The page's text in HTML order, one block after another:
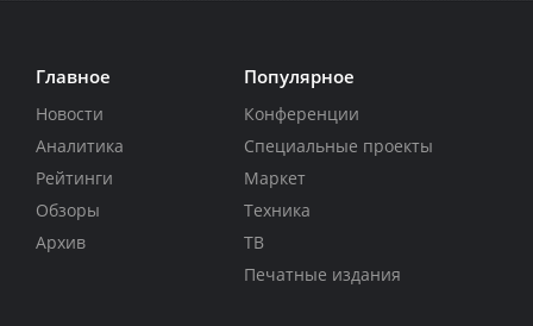
Главное
Новости
Аналитика
Рейтинги
Обзоры
Архив
Популярное
Конференции
Специальные проекты
Маркет
Техника
ТВ
Печатные издания